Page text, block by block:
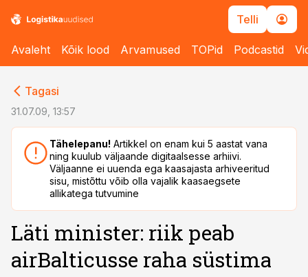
Telli
Avaleht Kõik lood Arvamused TOPid Podcastid
Tagasi
31.07.09, 13:57
Tähelepanu! Artikkel on enam kui 5 aastat vana
ning kuulub väljaande digitaalsesse arhiivi.
Väljaanne ei uuenda ega kaasajasta arhiveeritud
sisu, mistõttu võib olla vajalik kaasaegsete
allikatega tutvumine
Läti minister: riik peab
airBalticusse raha süstima